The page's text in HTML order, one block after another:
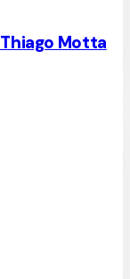
Motta